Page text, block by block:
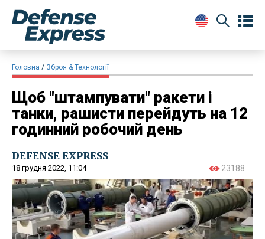
Головна Зброя & Технології
Щоб "штампувати" ракети і
танки, рашисти перейдуть на 12
годинний робочий день
DEFENSE EXPRESS
18 грудня 2022, 11:04 23188